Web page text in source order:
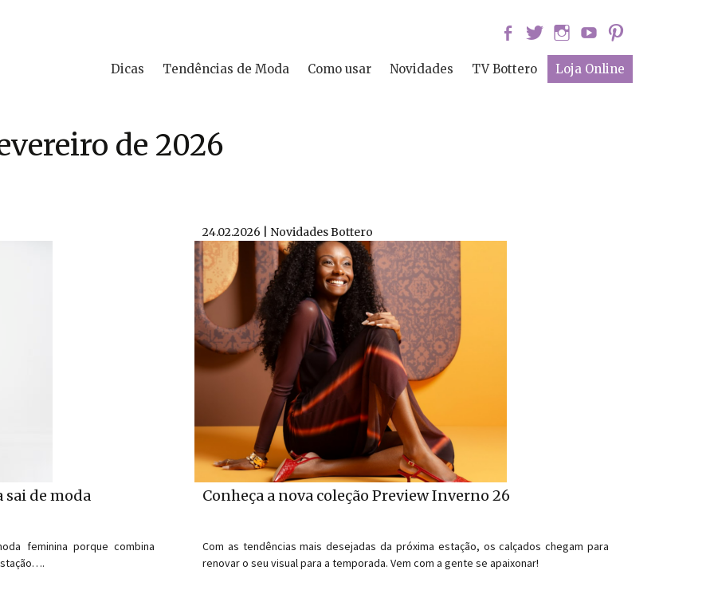
Dicas Tendências de Moda Como usar Novidades TV Bottero Loja Online
de 2026
sai de moda
feminina porque combina
24.02.2026 | Novidades Bottero
Conheça a nova coleção Preview Inverno 26
Com as tendências mais desejadas da próxima estação, os calçados chegam para
renovar o seu visual para a temporada. Vem com a gente se apaixonar!